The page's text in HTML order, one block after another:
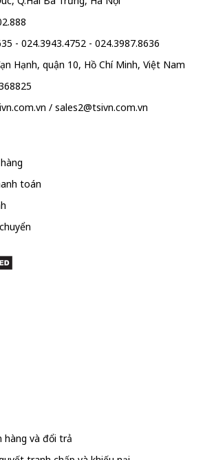
- 024.3943.4752 - 024.3987.8636
Hạnh, quận 10, Hồ Chí Minh, Việt Nam
/ sales2@tsivn.com.vn
toán
hàng và đổi trả